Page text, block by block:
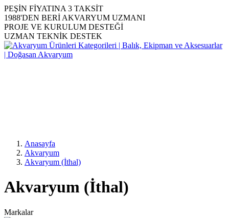
PEŞİN FİYATINA 3 TAKSİT
1988'DEN BERİ AKVARYUM UZMANI
PROJE VE KURULUM DESTEĞİ
UZMAN TEKNİK DESTEK
Anasayfa
Akvaryum
Akvaryum (İthal)
Akvaryum (İthal)
Markalar